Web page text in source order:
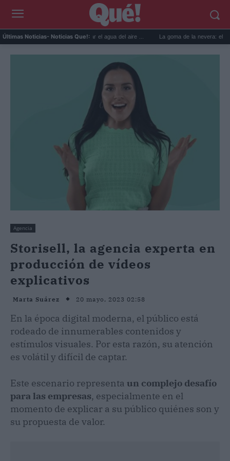
Últimas Noticias- Noticias Que!:
usos prácticos para reutilizar el agua del aire ... La goma de la nevera: el truco del
Agencia
Storisell, la agencia experta en
producción de vídeos
explicativos
Marta Suárez 20 mayo, 2023 02:58
En la época digital moderna, el público está
rodeado de innumerables contenidos y
estímulos visuales. Por esta razón, su atención
es volátil y difícil de captar.
Este escenario representa un complejo desafío
para las empresas, especialmente en el
momento de explicar a su público quiénes son y
su propuesta de valor.